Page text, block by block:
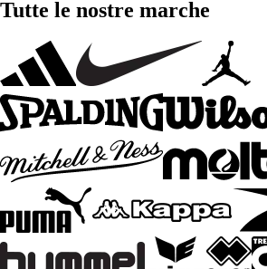
Tutte le nostre marche